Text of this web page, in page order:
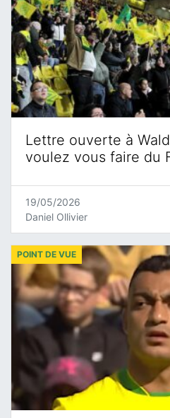
Lettre ouverte à
voulez vous faire du
19/05/2026
Daniel Ollivier
POINT DE VUE